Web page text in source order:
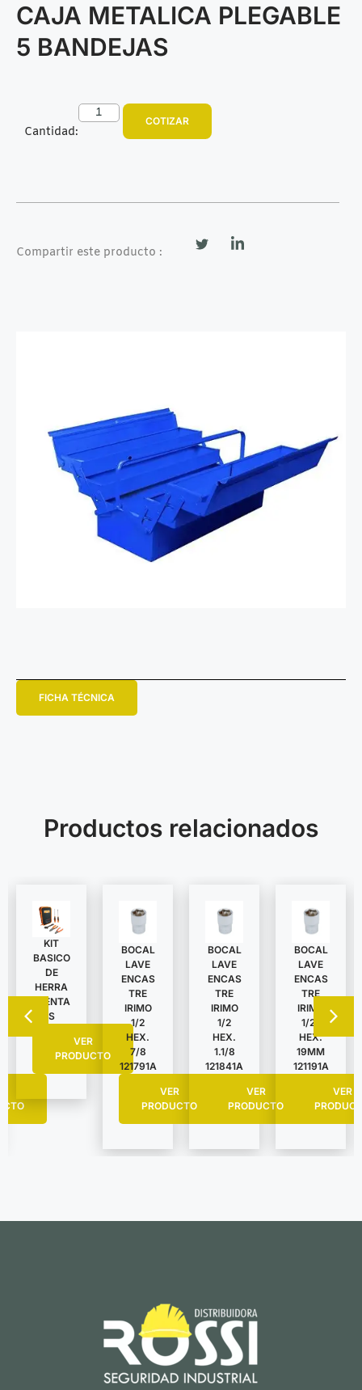
CAJA METALICA PLEGABLE
5 BANDEJAS
Cantidad:
COTIZAR
Compartir este producto :
FICHA TÉCNICA
Productos relacionados
KIT
BASICO
DE
HERRA
MIENTA
S
VER
PRODUCTO
BOCAL
LAVE
ENCAS
TRE
IRIMO
1/2
HEX.
7/8
121791A
VER
PRODUCTO
BOCAL
LAVE
ENCAS
TRE
IRIMO
1/2
HEX.
1.1/8
121841A
VER
PRODUCTO
BOCAL
LAVE
ENCAS
TRE
IRIMO
1/2″
HEX.
19MM
121191A
VER